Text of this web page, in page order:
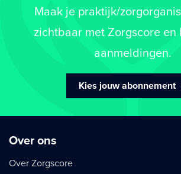
Maak je praktijk/
zichtbaar met Zorgscore en
aanmeldingen.
Kies jouw abonnement
Over ons
Over Zorgscore